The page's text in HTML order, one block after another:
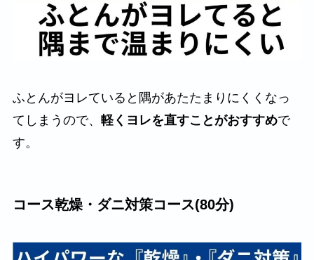
ふとんがヨレていると隅があたたまりにくくなっ
てしまうので、 軽くヨレを直すことがおすすめで
す。
コース乾燥・ダニ対策コース(80分)